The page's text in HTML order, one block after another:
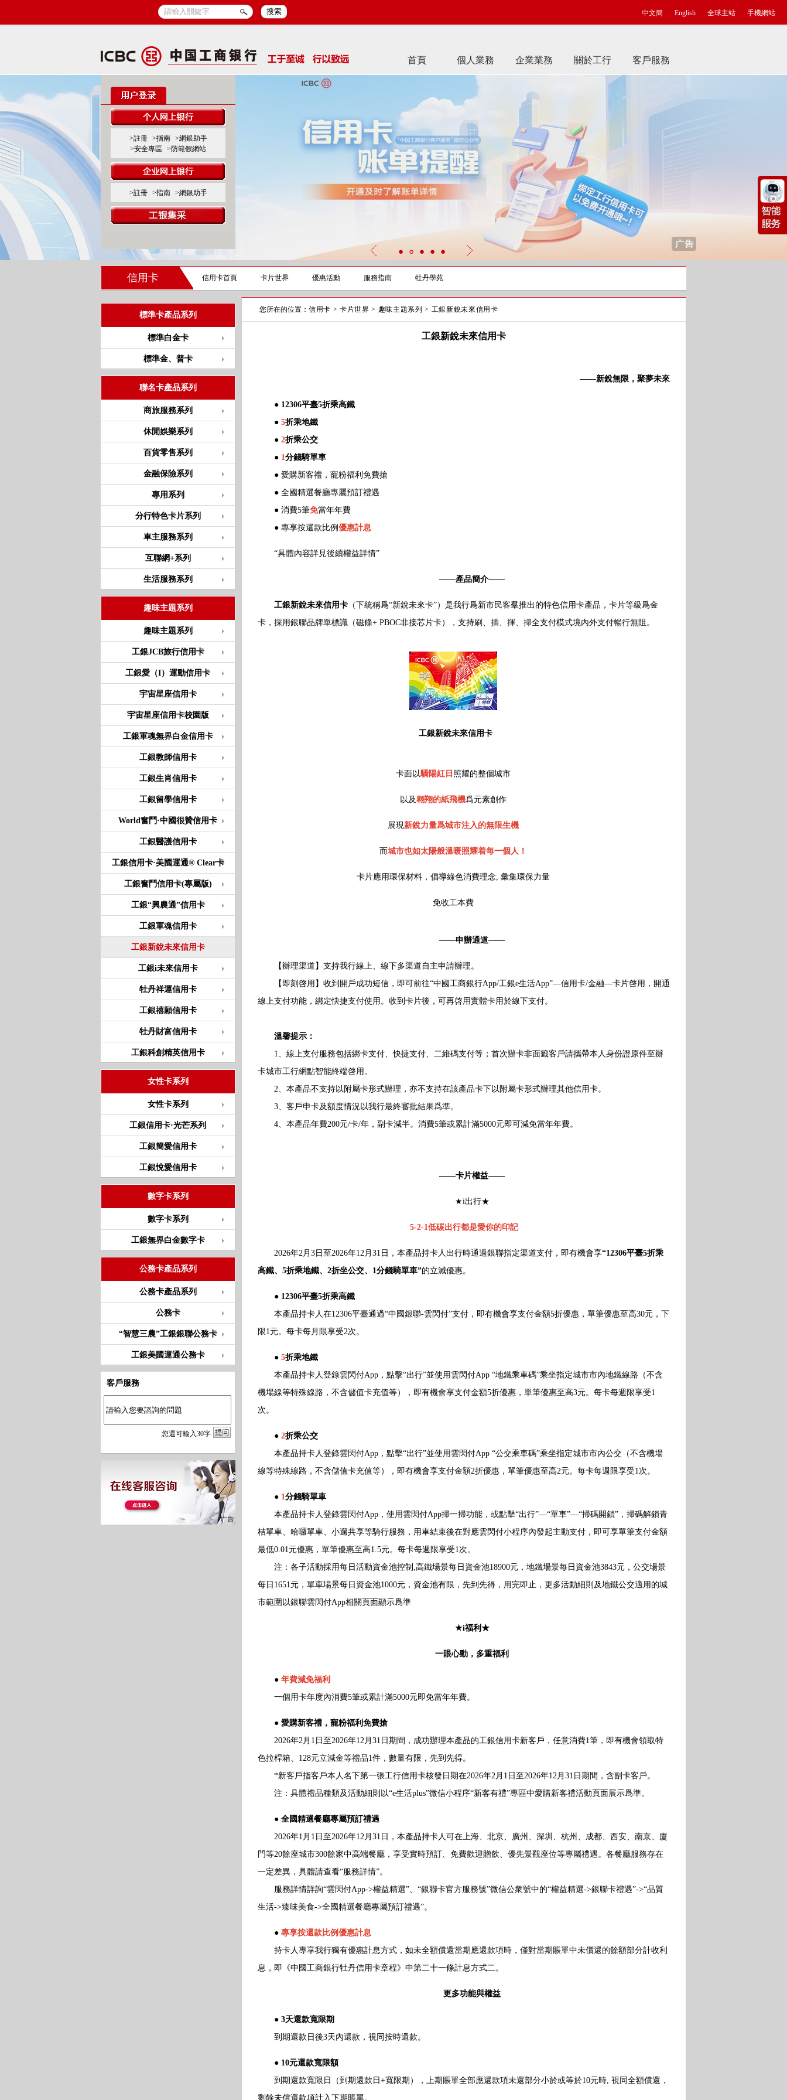
搜索 中文簡 English 全球主站 手機網站
首頁 個人業務 企業業務 關於工行 客戶服務
>註冊 >指南
>網銀助手
>安全專區
>防範假網站
>註冊 >指南 >網銀助手
信用卡 信用卡首頁 卡片世界 優惠活動 服務指南 牡丹學苑
標準卡產品系列
標準白金卡
標準金、普卡
聯名卡產品系列
商旅服務系列
休閒娛樂系列
百貨零售系列
金融保險系列
專用系列
分行特色卡片系列
車主服務系列
互聯網+系列
生活服務系列
趣味主題系列
趣味主題系列
工銀JCB旅行信用卡
工銀愛（I）運動信用卡
宇宙星座信用卡
宇宙星座信用卡校園版
工銀軍魂無界白金信用卡
工銀教師信用卡
工銀生肖信用卡
工銀留學信用卡
World奮鬥·中國很贊信用卡
工銀醫護信用卡
工銀信用卡·美國運通® Clear卡
工銀奮鬥信用卡(專屬版)
工銀“興農通”信用卡
工銀軍魂信用卡
工銀新銳未來信用卡
工銀i未來信用卡
牡丹祥運信用卡
工銀禧願信用卡
牡丹財富信用卡
工銀科創精英信用卡
女性卡系列
女性卡系列
工銀信用卡·光芒系列
工銀簡愛信用卡
工銀悅愛信用卡
數字卡系列
數字卡系列
工銀無界白金數字卡
公務卡產品系列
公務卡產品系列
公務卡
“智慧三農”工銀銀聯公務卡
工銀美國運通公務卡
客戶服務
您還可輸入30字
您所在的位置： 信用卡 > 卡片世界 > 趣味主題系列 > 工銀新銳未來信用卡
工銀新銳未來信用卡
——新銳無限，聚夢未來
● 12306平臺5折乘高鐵
● 5折乘地鐵
● 2折乘公交
● 1分錢騎單車
● 愛購新客禮，寵粉福利免費搶
● 全國精選餐廳專屬預訂禮遇
● 消費5筆免當年年費
● 專享按還款比例 優惠計息
“具體內容詳見後續權益詳情”
——產品簡介——
工銀新銳未來信用卡 （下統稱爲“新銳未來卡”）是我行爲新市民客羣推出的特色信用卡產品，卡片等級爲金
卡，採用銀聯品牌單標識（磁條+ PBOC非接芯片卡），支持刷、插、揮、掃全支付模式境內外支付暢行無阻。
工銀新銳未來信用卡
卡面以驕陽紅日 照耀的整個城市
以及翱翔的紙飛機爲元素創作
展現新銳力量爲城市注入的無限生機
而城市也如太陽般溫暖照耀着每一個人！
卡片應用環保材料，倡導綠色消費理念, 彙集環保力量
免收工本費
——申辦通道——
【辦理渠道】支持我行線上、線下多渠道自主申請辦理。
【即刻啓用】收到開戶成功短信，即可前往“中國工商銀行App/工銀e生活App”—信用卡/金融—卡片啓用，開通
線上支付功能，綁定快捷支付使用。收到卡片後，可再啓用實體卡用於線下支付。
溫馨提示：
1、線上支付服務包括綁卡支付、快捷支付、二維碼支付等；首次辦卡非面籤客戶請攜帶本人身份證原件至辦
卡城市工行網點智能終端啓用。
2、本產品不支持以附屬卡形式辦理，亦不支持在該產品卡下以附屬卡形式辦理其他信用卡。
3、客戶申卡及額度情況以我行最終審批結果爲準。
4、本產品年費200元/卡/年，副卡減半。消費5筆或累計滿5000元即可減免當年年費。
——卡片權益——
★i出行★
5-2-1低碳出行都是愛你的印記
2026年2月3日至2026年12月31日，本產品持卡人出行時通過銀聯指定渠道支付，即有機會享“12306平臺5折乘
高鐵、5折乘地鐵、2折坐公交、1分錢騎單車”的立減優惠。
● 12306平臺5折乘高鐵
本產品持卡人在12306平臺通過“中國銀聯-雲閃付”支付，即有機會享支付金額5折優惠，單筆優惠至高30元，下
限1元。每卡每月限享受2次。
● 5折乘地鐵
本產品持卡人登錄雲閃付App，點擊“出行”並使用雲閃付App “地鐵乘車碼”乘坐指定城市市內地鐵線路（不含
機場線等特殊線路，不含儲值卡充值等），即有機會享支付金額5折優惠，單筆優惠至高3元。每卡每週限享受1
次。
● 2折乘公交
本產品持卡人登錄雲閃付App，點擊“出行”並使用雲閃付App “公交乘車碼”乘坐指定城市市內公交（不含機場
線等特殊線路，不含儲值卡充值等），即有機會享支付金額2折優惠，單筆優惠至高2元。每卡每週限享受1次。
● 1分錢騎單車
本產品持卡人登錄雲閃付App，使用雲閃付App掃一掃功能，或點擊“出行”—“單車”—“掃碼開鎖”，掃碼解鎖青
桔單車、哈囉單車、小遛共享等騎行服務，用車結束後在對應雲閃付小程序內發起主動支付，即可享單筆支付金額
最低0.01元優惠，單筆優惠至高1.5元。每卡每週限享受1次。
注：各子活動採用每日活動資金池控制,高鐵場景每日資金池18900元，地鐵場景每日資金池3843元，公交場景
每日1651元，單車場景每日資金池1000元，資金池有限，先到先得，用完即止，更多活動細則及地鐵公交適用的城
市範圍以銀聯雲閃付App相關頁面顯示爲準
★i福利★
一眼心動，多重福利
● 年費減免福利
一個用卡年度內消費5筆或累計滿5000元即免當年年費。
● 愛購新客禮，寵粉福利免費搶
2026年2月1日至2026年12月31日期間，成功辦理本產品的工銀信用卡新客戶，任意消費1筆，即有機會領取特
色拉桿箱、128元立減金等禮品1件，數量有限，先到先得。
*新客戶指客戶本人名下第一張工行信用卡核發日期在2026年2月1日至2026年12月31日期間，含副卡客戶。
注：具體禮品種類及活動細則以“e生活plus”微信小程序“新客有禮”專區中愛購新客禮活動頁面展示爲準。
● 全國精選餐廳專屬預訂禮遇
2026年1月1日至2026年12月31日，本產品持卡人可在上海、北京、廣州、深圳、杭州、成都、西安、南京、廈
門等20餘座城市300餘家中高端餐廳，享受實時預訂、免費歡迎贈飲、優先景觀座位等專屬禮遇。各餐廳服務存在
一定差異，具體請查看“服務詳情”。
服務詳情詳詢“雲閃付App->權益精選”、“銀聯卡官方服務號”微信公衆號中的“權益精選->銀聯卡禮遇”->“品質
生活->臻味美食->全國精選餐廳專屬預訂禮遇”。
● 專享按還款比例優惠計息
持卡人專享我行獨有優惠計息方式，如未全額償還當期應還款項時，僅對當期賬單中未償還的餘額部分計收利
息，即《中國工商銀行牡丹信用卡章程》中第二十一條計息方式二。
更多功能與權益
● 3天還款寬限期
到期還款日後3天內還款，視同按時還款。
● 10元還款寬限額
到期還款寬限日（到期還款日+寬限期），上期賬單全部應還款項未還部分小於或等於10元時, 視同全額償還，
剩餘未償還款項計入下期賬單。